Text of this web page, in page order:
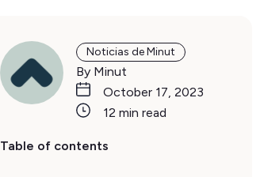
Noticias de Minut
By Minut
October 17, 2023
12 min read
Table of contents